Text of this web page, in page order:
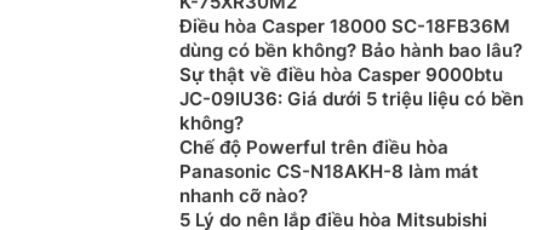
Điều hòa Casper 18000 SC-18FB36M
dùng có bền không? Bảo hành bao lâu?
Sự thật về điều hòa Casper 9000btu
JC-09IU36: Giá dưới 5 triệu liệu có bền
không?
Chế độ Powerful trên điều hòa
Panasonic CS-N18AKH-8 làm mát
nhanh cỡ nào?
5 Lý do nên lắp điều hòa Mitsubishi